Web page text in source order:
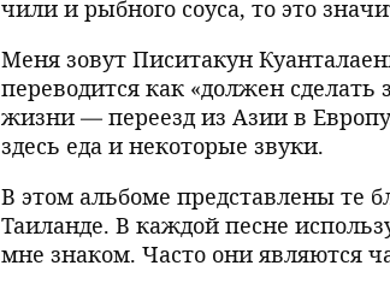
чили и рыбного соуса, то это
Меня зовут Писитакун
переводится как «должен
жизни — переезд из Азии в
здесь еда и некоторые звуки.
В этом альбоме представлены те
Таиланде. В каждой песне
мне знаком. Часто они являются